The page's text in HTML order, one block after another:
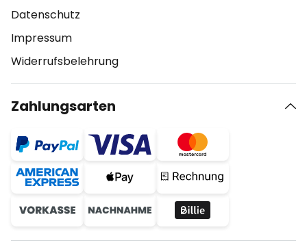
Datenschutz
Impressum
Widerrufsbelehrung
Zahlungsarten